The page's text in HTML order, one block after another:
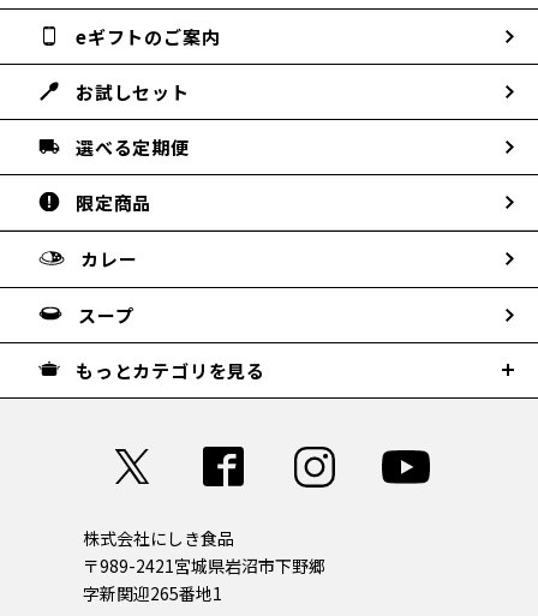
eギフトのご案内
お試しセット
選べる定期便
限定商品
カレー
スープ
もっとカテゴリを見る
株式会社にしき食品
〒989-2421宮城県岩沼市下野郷
字新関迎265番地1